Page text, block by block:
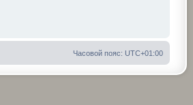
Часовой пояс: UTC+01:00